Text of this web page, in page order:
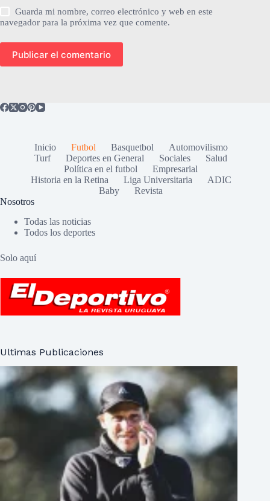
Guarda mi nombre, correo electrónico y web en este
navegador para la próxima vez que comente.
Publicar el comentario
Inicio Futbol Basquetbol
Automovilismo
Turf
Deportes en General Sociales
Salud
Política en el futbol
Empresarial
Historia en la Retina
Liga Universitaria
ADIC
Baby
Revista
Nosotros
Todas las noticias
Todos los deportes
Solo aquí
Ultimas Publicaciones